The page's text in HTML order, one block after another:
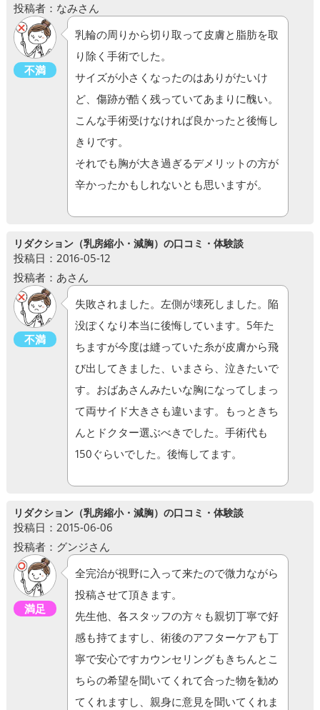
投稿者：なみさん
不満
乳輪の周りから切り取って皮膚と脂肪を取
り除く手術でした。
サイズが小さくなったのはありがたいけ
ど、傷跡が酷く残っていてあまりに醜い。
こんな手術受けなければ良かったと後悔し
きりです。
それでも胸が大き過ぎるデメリットの方が
辛かったかもしれないとも思いますが。
リダクション（乳房縮小・減胸）の口コミ・体験談
投稿日：2016-05-12
投稿者：あさん
不満
失敗されました。左側が壊死しました。陥
没ぽくなり本当に後悔しています。5年た
ちますが今度は縫っていた糸が皮膚から飛
び出してきました、いまさら、泣きたいで
す。おばあさんみたいな胸になってしまっ
て両サイド大きさも違います。もっときち
んとドクター選ぶべきでした。手術代も
150ぐらいでした。後悔してます。
リダクション（乳房縮小・減胸）の口コミ・体験談
投稿日：2015-06-06
投稿者：グンジさん
満足
全完治が視野に入って来たので微力ながら
投稿させて頂きます。
先生他、各スタッフの方々も親切丁寧で好
感も持てますし、術後のアフターケアも丁
寧で安心ですカウンセリングもきちんとこ
ちらの希望を聞いてくれて合った物を勧め
てくれますし、親身に意見を聞いてくれま